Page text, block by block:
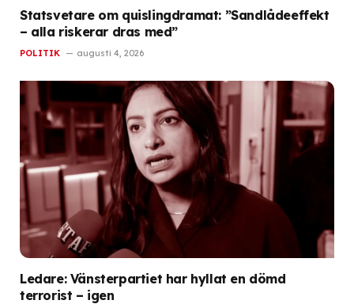
Statsvetare om quislingdramat: ”Sandlådeeffekt
– alla riskerar dras med”
POLITIK augusti 4, 2026
Ledare: Vänsterpartiet har hyllat en dömd
terrorist – igen